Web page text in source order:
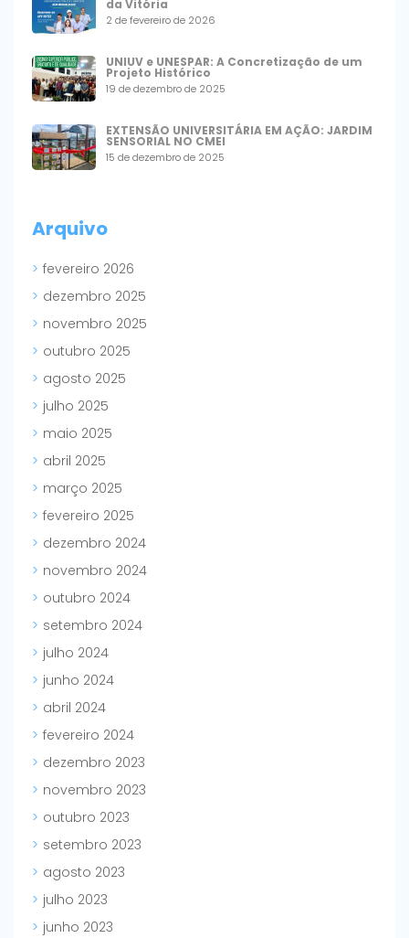
da Vitória
2 de fevereiro de 2026
UNIUV e UNESPAR: A Concretização de um
Projeto Histórico
19 de dezembro de 2025
EXTENSÃO UNIVERSITÁRIA EM AÇÃO: JARDIM
SENSORIAL NO CMEI
15 de dezembro de 2025
Arquivo
fevereiro 2026
dezembro 2025
novembro 2025
outubro 2025
agosto 2025
julho 2025
maio 2025
abril 2025
março 2025
fevereiro 2025
dezembro 2024
novembro 2024
outubro 2024
setembro 2024
julho 2024
junho 2024
abril 2024
fevereiro 2024
dezembro 2023
novembro 2023
outubro 2023
setembro 2023
agosto 2023
julho 2023
junho 2023